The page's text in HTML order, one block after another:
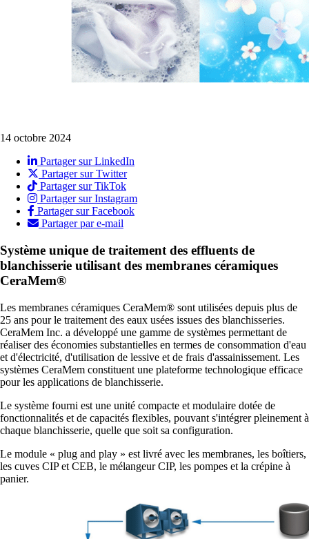
14 octobre 2024
Partager sur LinkedIn
Partager sur Twitter
Partager sur TikTok
Partager sur Instagram
Partager sur Facebook
Partager par e-mail
Système unique de traitement des effluents de
blanchisserie utilisant des membranes céramiques
CeraMem®
Les membranes céramiques CeraMem® sont utilisées depuis plus de
25 ans pour le traitement des eaux usées issues des blanchisseries.
CeraMem Inc. a développé une gamme de systèmes permettant de
réaliser des économies substantielles en termes de consommation d'eau
et d'électricité, d'utilisation de lessive et de frais d'assainissement. Les
systèmes CeraMem constituent une plateforme technologique efficace
pour les applications de blanchisserie.
Le système fourni est une unité compacte et modulaire dotée de
fonctionnalités et de capacités flexibles, pouvant s'intégrer pleinement à
chaque blanchisserie, quelle que soit sa configuration.
Le module « plug and play » est livré avec les membranes, les boîtiers,
les cuves CIP et CEB, le mélangeur CIP, les pompes et la crépine à
panier.